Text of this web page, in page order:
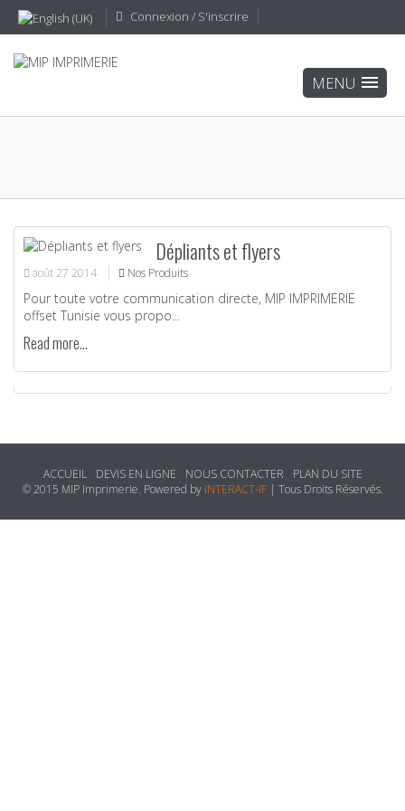
Connexion / S'inscrire
Dépliants et flyers
août 27 2014 Nos Produits
Pour toute votre communication directe, MIP IMPRIMERIE
offset Tunisie vous propo...
Read more...
ACCUEIL DEVIS EN LIGNE NOUS CONTACTER
PLAN DU SITE
© 2015 MIP Imprimerie. Powered by INTERACT-IF| Tous Droits Réservés.